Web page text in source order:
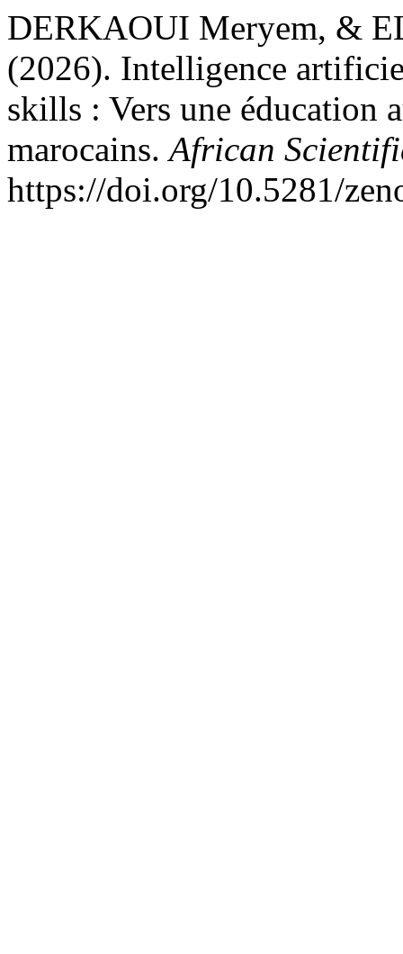
DERKAOUI Meryem, &
(2026). Intelligence
skills : Vers une éducation
marocains.African
https://doi.org/10.5281/